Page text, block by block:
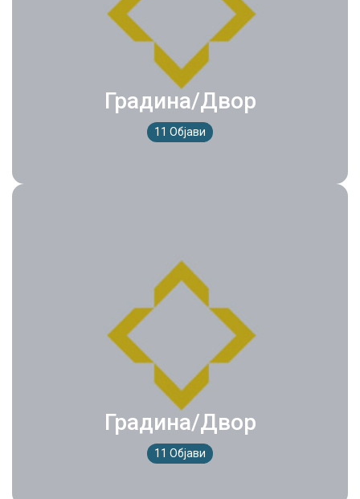
Градина/Двор
11 Објави
Градина/Двор
11 Објави